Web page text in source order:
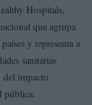
Hospitals,
que agrupa
y representa a
sanitarias
del impacto
pública.